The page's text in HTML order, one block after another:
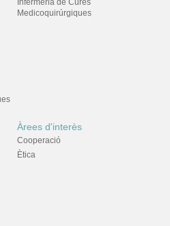
Infermeria de Cures
Medicoquirúrgiques
Àrees d'interès
Cooperació
Ètica